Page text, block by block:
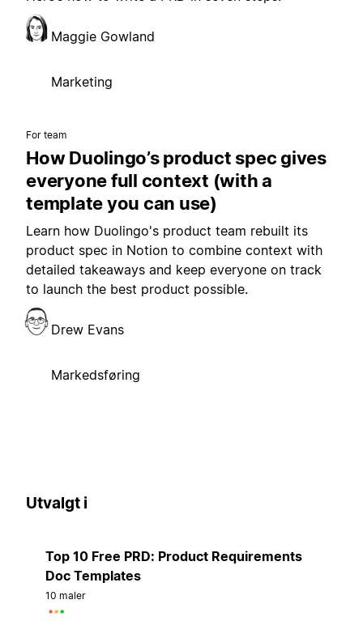
Maggie Gowland
Marketing
For team
How Duolingo’s product spec gives
everyone full context (with a
template you can use)
Learn how Duolingo's product team rebuilt its
product spec in Notion to combine context with
detailed takeaways and keep everyone on track
to launch the best product possible.
Drew Evans
Markedsføring
Utvalgt i
Top 10 Free PRD: Product Requirements
Doc Templates
10 maler